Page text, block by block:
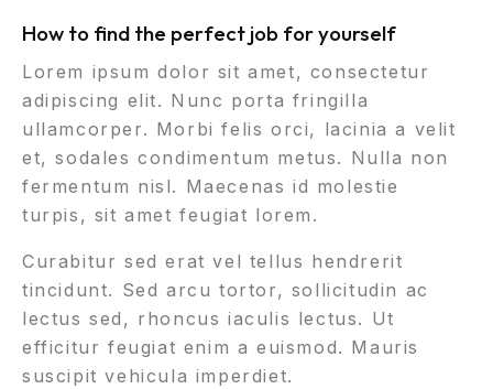
How to find the perfect job for yourself
Lorem ipsum dolor sit amet, consectetur
adipiscing elit. Nunc porta fringilla
ullamcorper. Morbi felis orci, lacinia a velit
et, sodales condimentum metus. Nulla non
fermentum nisl. Maecenas id molestie
turpis, sit amet feugiat lorem.
Curabitur sed erat vel tellus hendrerit
tincidunt. Sed arcu tortor, sollicitudin ac
lectus sed, rhoncus iaculis lectus. Ut
efficitur feugiat enim a euismod. Mauris
suscipit vehicula imperdiet.